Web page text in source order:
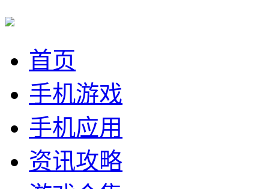
首页
手机游戏
手机应用
资讯攻略